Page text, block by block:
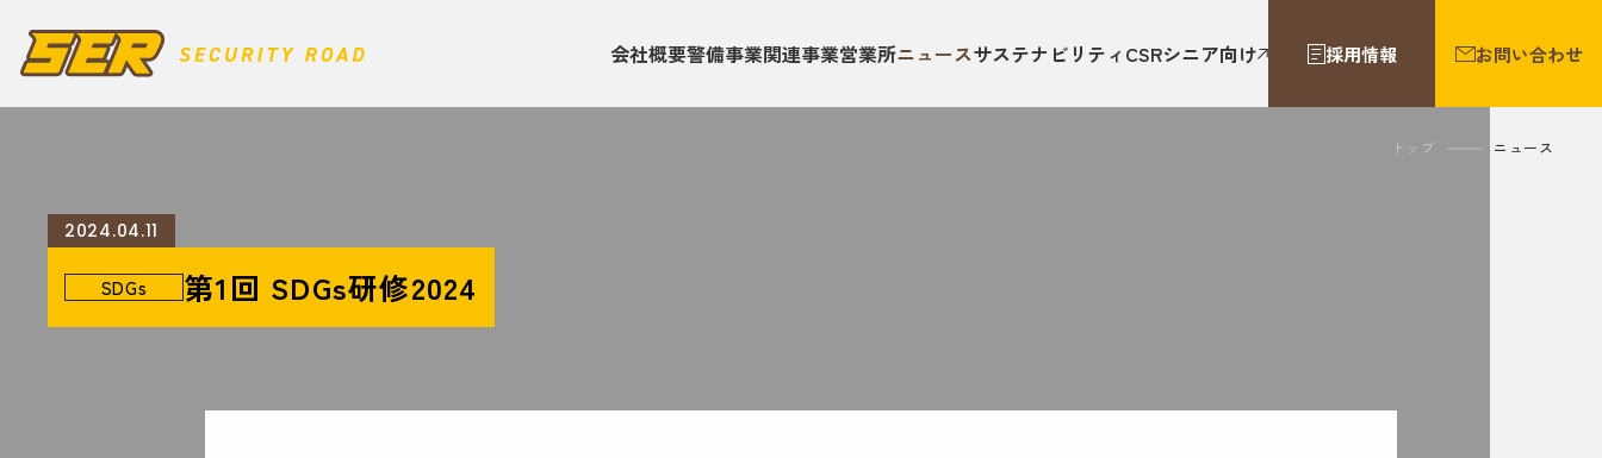
会社概要警備事業関連事業営業所ニュースサステナビリティ CSRシニア向け 採用情報 お問い合わせ
トップ ニュース
2024.04.11
SDGs 第1回 SDGs研修2024